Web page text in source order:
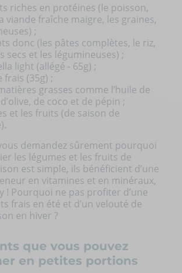
riches en protéines (le poisson,
viande fraîche maigre, les graines,
;
donc (les pâtes complètes, le riz,
secs et les légumineuses) ;
light (allégé - 65g) ;
frais (35g) ;
grasses comme l’huile de
de coco et de pépin ;
et les fruits (de saison de
demandez sûrement pourquoi
les légumes et les fruits de
est simple, ils bénéficient d’une
en vitamines et en minéraux,
! Pourquoi ne pas profiter d’une
frais en été et d’un velouté de
en hiver ?
que vous pouvez
en petites portions